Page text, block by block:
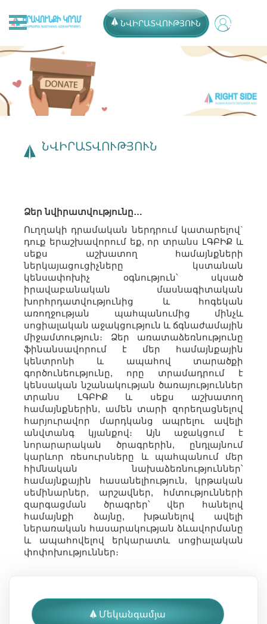
ՆՎԻՐԱՏՎՈՒԹՅՈՒՆ
ՆՎԻՐԱՏՎՈՒԹՅՈՒՆ
Ձեր նվիրատվությունը…
Ուղղակի դրամական ներդրում կատարելով`
դուք երաշխավորում եք, որ տրանս ԼԳԲԻՔ և
սեքս աշխատող համայնքների
ներկայացուցիչները կստանան
կենսափոխիչ օգնություն՝ սկսած
իրավաբանական մասնագիտական
խորհրդատվությունից և հոգեկան
առողջության պահպանումից մինչև
սոցիալական աջակցություն և ճգնաժամային
միջամտություն։ Ձեր առատաձեռնությունը
ֆինանսավորում է մեր համայնքային
կենտրոնի և ապահով տարածքի
գործունեությունը, որը տրամադրում է
կենսական նշանակության ծառայություններ
տրանս ԼԳԲԻՔ և սեքս աշխատող
համայնքներին, ամեն տարի զորեղացնելով
հարյուրավոր մարդկանց ապրելու ավելի
անվտանգ կյանքով։ Այն աջակցում է
նորարարական ծրագրերին, ընդլայնում
կարևոր ռեսուրսները և պահպանում մեր
հիմնական նախաձեռնություններ՝
համայնքային հասանելիություն, կրթական
սեմինարներ, արշավներ, հմտությունների
զարգացման ծրագրեր՝ վեր հանելով
համայնքի ձայնը, խթանելով ավելի
ներառական հասարակության ձևավորմանը
և ապահովելով երկարատև սոցիալական
փոփոխություններ։
Մեկանգամյա